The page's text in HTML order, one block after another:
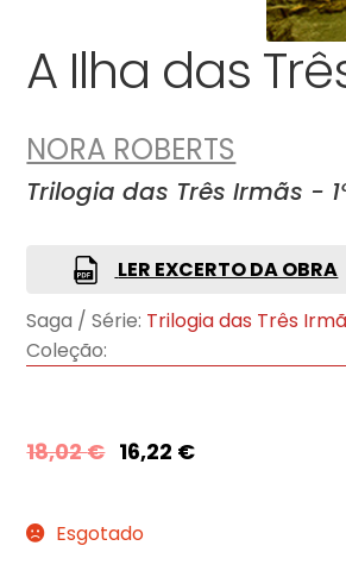
A Ilha das
NORA ROBERTS
Trilogia das Três Irmãs -
LER EXCERTO DA OBRA
Saga / Série: Trilogia das Três
Coleção:
18,02€ 16,22 €
Esgotado